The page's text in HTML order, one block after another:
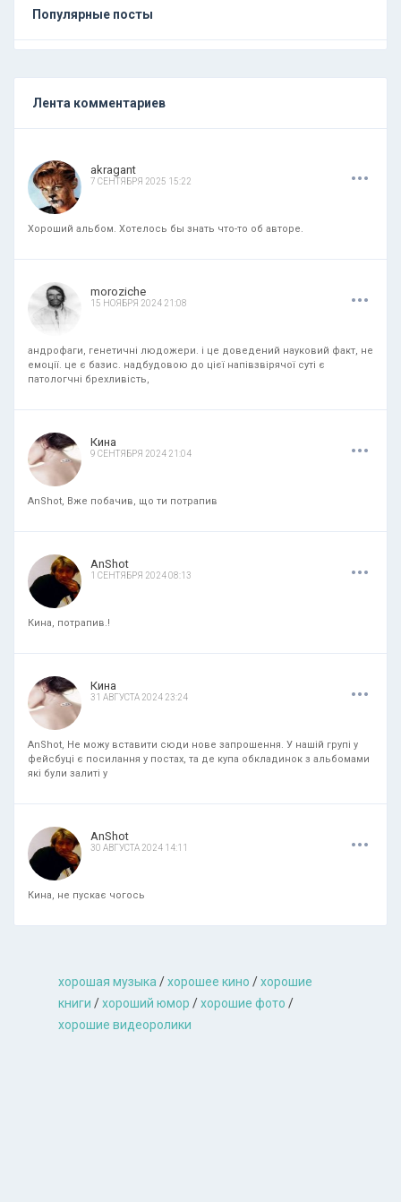
Популярные посты
Лента комментариев
akragant
7 СЕНТЯБРЯ 2025 15:22 ...
Хороший альбом. Хотелось бы знать что-то об авторе.
moroziche
15 НОЯБРЯ 2024 21:08 ...
андрофаги, генетичні людожери. і це доведений науковий факт, не
емоції. це є базис. надбудовою до цієї напівзвірячої суті є
патологчні брехливість,
Кина
9 СЕНТЯБРЯ 2024 21:04 ...
AnShot, Вже побачив, що ти потрапив
AnShot
1 СЕНТЯБРЯ 2024 08:13 ...
Кина, потрапив.!
Кина
31 АВГУСТА 2024 23:24 ...
AnShot, Не можу вставити сюди нове запрошення. У нашій групі у
фейсбуці є посилання у постах, та де купа обкладинок з альбомами
які були залиті у
AnShot
30 АВГУСТА 2024 14:11 ...
Кина, не пускає чогось
хорошая музыкa /хорошее кино /хорошие
книги /хороший юмор /хорошие фото /
хорошие видеоролики